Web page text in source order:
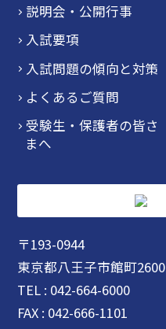
説明会・公開行事
入試要項
入試問題の傾向と対策
よくあるご質問
受験生・保護者の皆さ
まへ
〒193-0944
東京都八王子市館町2600
TEL : 042-664-6000
FAX : 042-666-1101